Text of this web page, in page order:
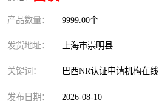
产品数量： 9999.00个
发货地址： 上海市崇明县
关键词： 巴西NR认证申请机构在
发布日期： 2026-08-10